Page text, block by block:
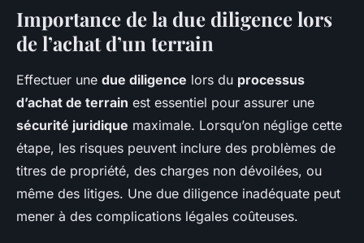
Comment effectuer la due
diligence lors de l'achat d'un
terrain ?
admin • 20 décembre 2024 • 6 min de lecture
Importance de la due diligence lors
de l’achat d’un terrain
Effectuer une due diligence lors du processus
d’achat de terrain est essentiel pour assurer une
sécurité juridique maximale. Lorsqu’on néglige cette
étape, les risques peuvent inclure des problèmes de
titres de propriété, des charges non dévoilées, ou
même des litiges. Une due diligence inadéquate peut
mener à des complications légales coûteuses.